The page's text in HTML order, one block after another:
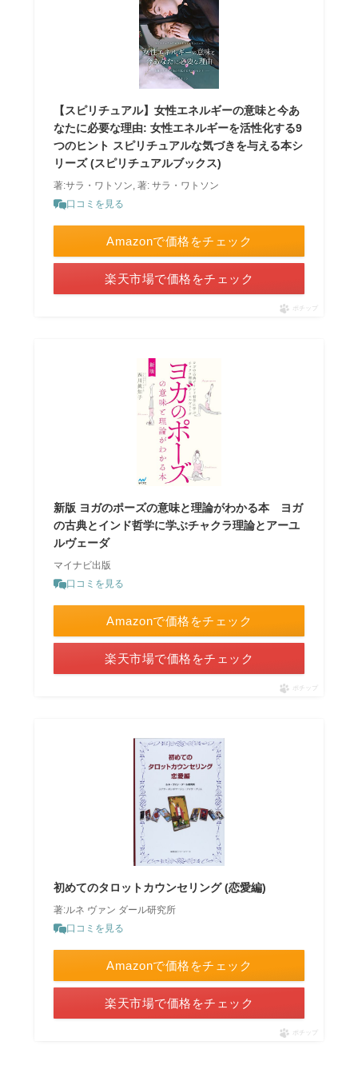
【スピリチュアル】女性エネルギーの意味と今あ
なたに必要な理由: 女性エネルギーを活性化する9
つのヒント スピリチュアルな気づきを与える本シ
リーズ (スピリチュアルブックス)
著:サラ・ワトソン, 著: サラ・ワトソン
口コミを見る
Amazonで価格をチェック
楽天市場で価格をチェック
ポチップ
新版 ヨガのポーズの意味と理論がわかる本 ヨガ
の古典とインド哲学に学ぶチャクラ理論とアーユ
ルヴェーダ
マイナビ出版
口コミを見る
Amazonで価格をチェック
楽天市場で価格をチェック
ポチップ
初めてのタロットカウンセリング (恋愛編)
著:ルネ ヴァン ダール研究所
口コミを見る
Amazonで価格をチェック
楽天市場で価格をチェック
ポチップ